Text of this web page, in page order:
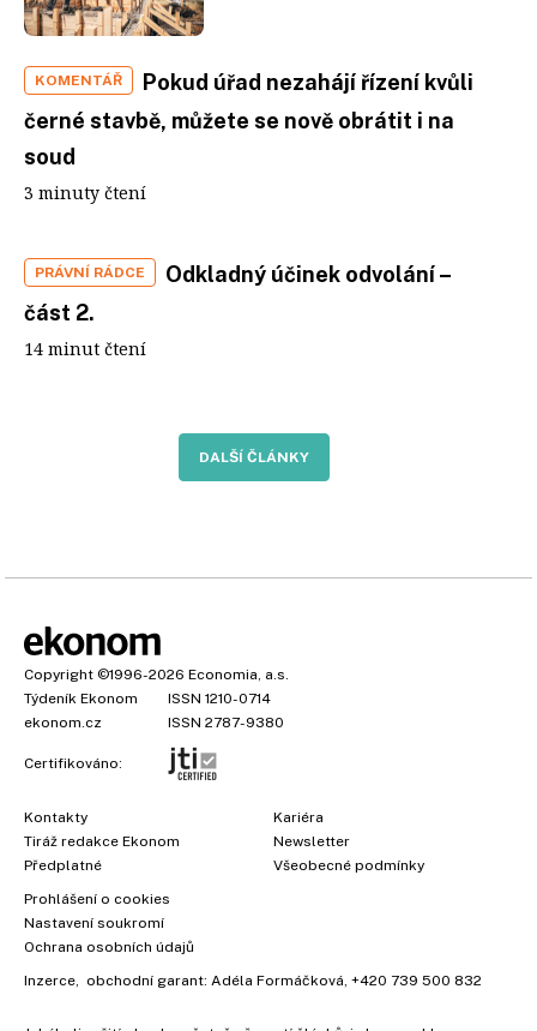
KOMENTÁŘ
Pokud úřad nezahájí řízení kvůli
černé stavbě, můžete se nově obrátit i na
soud
3 minuty čtení
PRÁVNÍ RÁDCE
Odkladný účinek odvolání –
část 2.
14 minut čtení
DALŠÍ ČLÁNKY
Copyright ©1996-2026 Economia, a.s.
Týdeník Ekonom
ISSN 1210-0714
ekonom.cz
ISSN 2787-9380
Certifikováno:
Kontakty
Tiráž redakce Ekonom
Předplatné
Kariéra
Newsletter
Všeobecné podmínky
Prohlášení o cookies
Nastavení soukromí
Ochrana osobních údajů
Inzerce, obchodní garant: Adéla Formáčková, +420 739 500 832